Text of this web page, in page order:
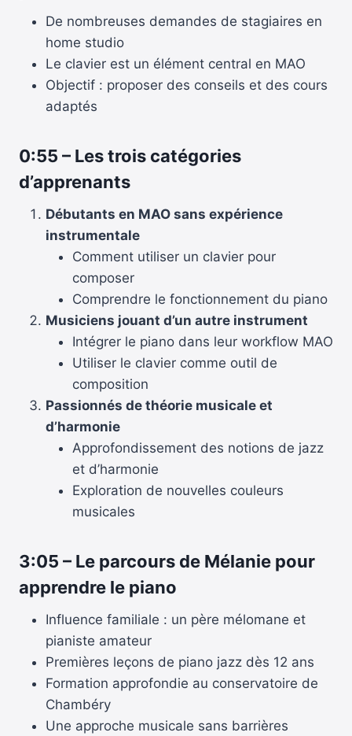
De nombreuses demandes de stagiaires en
home studio
Le clavier est un élément central en MAO
Objectif : proposer des conseils et des cours
adaptés
0:55 – Les trois catégories
d’apprenants
Débutants en MAO sans expérience
instrumentale
Comment utiliser un clavier pour
composer
Comprendre le fonctionnement du piano
Musiciens jouant d’un autre instrument
Intégrer le piano dans leur workflow MAO
Utiliser le clavier comme outil de
composition
Passionnés de théorie musicale et
d’harmonie
Approfondissement des notions de jazz
et d’harmonie
Exploration de nouvelles couleurs
musicales
3:05 – Le parcours de Mélanie pour
apprendre le piano
Influence familiale : un père mélomane et
pianiste amateur
Premières leçons de piano jazz dès 12 ans
Formation approfondie au conservatoire de
Chambéry
Une approche musicale sans barrières